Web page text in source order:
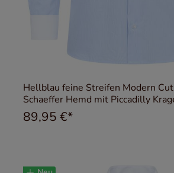
Hellblau feine Streifen Modern
Schaeffer Hemd mit Piccadilly
89,95 €*